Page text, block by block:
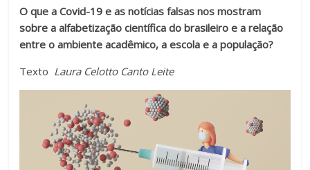
Novas
metodologias
estão
cada
presentes
O que a Covid-19 e as notícias falsas nos mostram
sobre a alfabetização científica do brasileiro e a relação
entre o ambiente acadêmico, a escola e a população?
Texto Laura Celotto Canto Leite